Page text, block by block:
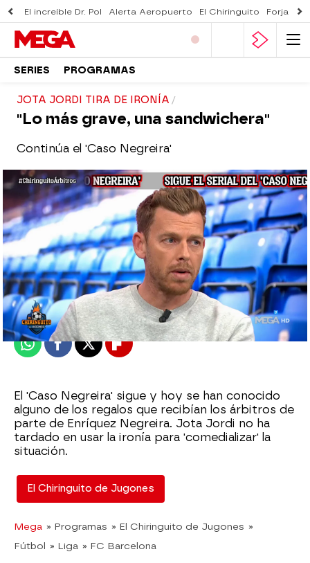
El increíble Dr. Pol Alerta Aeropuerto El Chiringuito Forjado
SERIES PROGRAMAS
JOTA JORDI TIRA DE IRONÍA
"Lo más grave, una sandwichera"
Continúa el 'Caso Negreira'
El Chiringuito
Publicado:23 de marzo de 2023, 01:21
WhatsappFacebook
X Flipboard
El 'Caso Negreira' sigue y hoy se han conocido
alguno de los regalos que recibían los árbitros de
parte de Enríquez Negreira. Jota Jordi no ha
tardado en usar la ironía para 'comedializar' la
situación.
El Chiringuito de Jugones
Mega » Programas » El Chiringuito de Jugones »
Fútbol » Liga » FC Barcelona